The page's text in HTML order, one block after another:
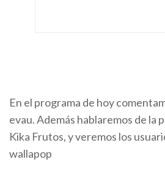
En el programa de hoy
evau. Además hablaremos de la
Kika Frutos, y veremos los
wallapop